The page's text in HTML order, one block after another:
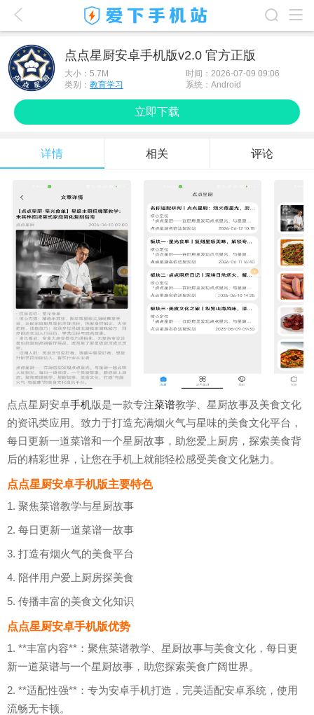
应用排行榜
最新游戏
最新应用
手机使用
游戏攻略
点点星厨安卓手机版v2.0 官方正版
大小： 5.7M
时间：2026-07-09 09:06
类别： 教育学习 系统：Android
立即下载
详情 相关 评论
点点星厨安卓手机版是一款专注菜谱教学、星厨故事及美食文化
的资讯类应用。致力于打造充满烟火气与星味的美食文化平台，
每日更新一道菜谱和一个星厨故事，助您爱上厨房，探索美食背
后的精彩世界，让您在手机上就能轻松感受美食文化魅力。
点点星厨安卓手机版主要特色
1. 聚焦菜谱教学与星厨故事
2. 每日更新一道菜谱一故事
3. 打造有烟火气的美食平台
4. 陪伴用户爱上厨房探美食
5. 传播丰富的美食文化知识
点点星厨安卓手机版优势
1. **丰富内容**：聚焦菜谱教学、星厨故事与美食文化，每日更
新一道菜谱与一个星厨故事，助您探索美食广阔世界。
2. **适配性强**：专为安卓手机打造，完美适配安卓系统，使用
流畅无卡顿。